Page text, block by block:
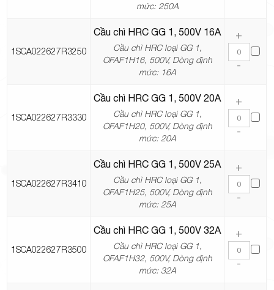
mức: 250A
1SCA022627R3250
Cầu chì HRC GG 1, 500V 16A
Cầu chì HRC loại GG 1,
OFAF1H16, 500V, Dòng định
mức: 16A
+
-
1SCA022627R3330
Cầu chì HRC GG 1, 500V 20A
Cầu chì HRC loại GG 1,
OFAF1H20, 500V, Dòng định
mức: 20A
+
-
1SCA022627R3410
Cầu chì HRC GG 1, 500V 25A
Cầu chì HRC loại GG 1,
OFAF1H25, 500V, Dòng định
mức: 25A
+
-
1SCA022627R3500
Cầu chì HRC GG 1, 500V 32A
Cầu chì HRC loại GG 1,
OFAF1H32, 500V, Dòng định
mức: 32A
+
-